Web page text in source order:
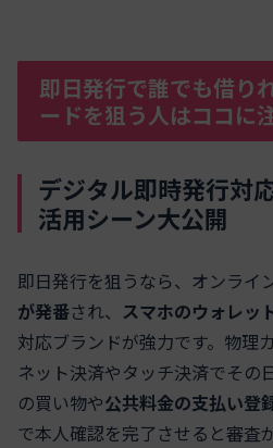
即日発行で誰でも借り
ードを狙う人はココに
デジタル即時発行対
活用シーン大公開
即日発行を狙うなら、オンライ
が発番され、 スマホのウォレッ
対応ブランドが強力です。物理
ネット決済やタッチ決済でその
の買い物や公共料金の支払い登
で本人確認を完了させると審査